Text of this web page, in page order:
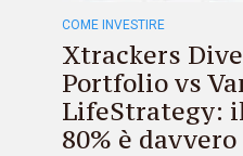
COME INVESTIRE
Xtrackers
Portfolio vs
LifeStrategy:
80% è